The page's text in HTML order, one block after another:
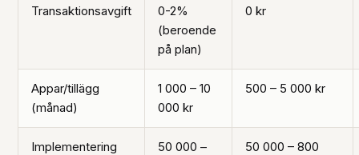
Transaktionsavgift
0-2%
(beroende
på plan)
0 kr
Appar/tillägg
(månad)
1 000 – 10
000 kr
500 – 5 000 kr
Implementering
50 000 –
50 000 – 800